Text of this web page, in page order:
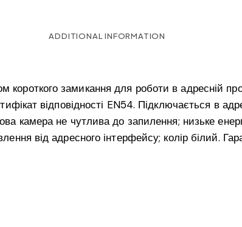
ADDITIONAL INFORMATION
замикання для роботи в адресній
відповідності EN54. Підключається в
камера не чутлива до запилення; низьке
від адресного інтерфейсу; колір білий.